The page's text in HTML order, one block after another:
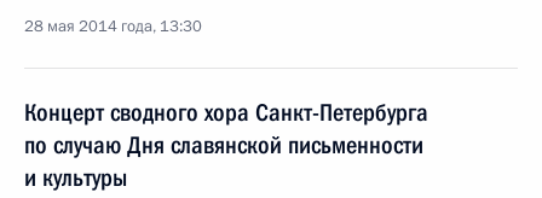
28 мая 2014 года, 13:30
Концерт сводного хора Санкт-Петербурга
по случаю Дня славянской письменности
и культуры